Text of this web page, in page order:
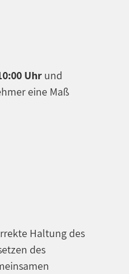
Uhrund
eine Maß
Haltung des
des